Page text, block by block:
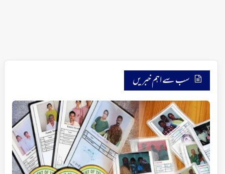
سب سے اہم خبریں